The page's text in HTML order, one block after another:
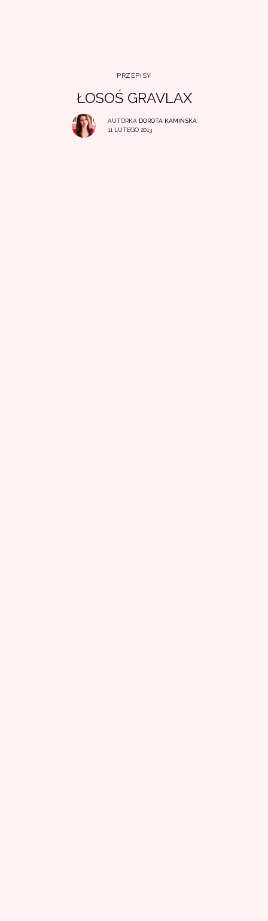
PRZEPISY
ŁOSOŚ GRAVLAX
AUTORKA DOROTA KAMIŃSKA
11 LUTEGO 2013